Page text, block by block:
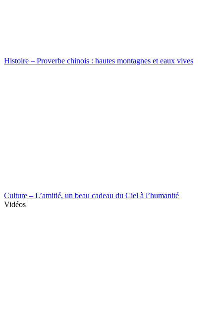
Histoire – Proverbe chinois : hautes montagnes et eaux vives
Culture – L’amitié, un beau cadeau du Ciel à l’humanité
Vidéos